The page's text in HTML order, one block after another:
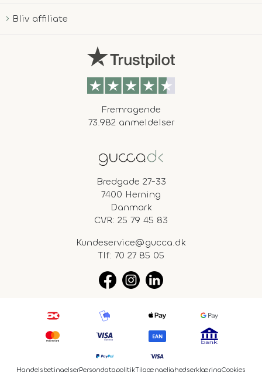
Bliv affiliate
Fremragende
73.982 anmeldelser
Bredgade 27-33
7400 Herning
Danmark
CVR: 25 79 45 83
Kundeservice@gucca.dk
Tlf: 70 27 85 05
HandelsbetingelserPersondatapolitikTilgængelighedserklæringCookies